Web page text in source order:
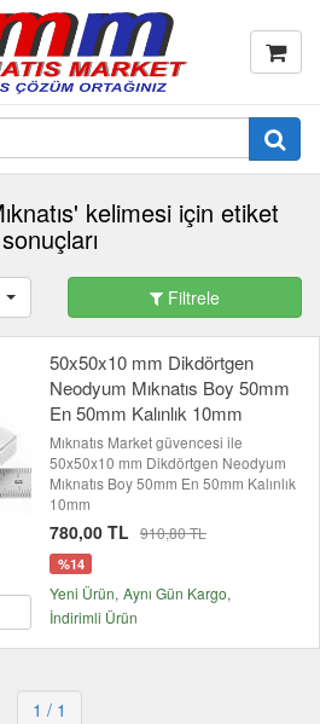
kelimesi için etiket
sonuçları
Filtrele
50x50x10 mm Dikdörtgen
Neodyum Mıknatıs Boy 50mm
En 50mm Kalınlık 10mm
Mıknatıs Market güvencesi ile
50x50x10 mm Dikdörtgen Neodyum
Mıknatıs Boy 50mm En 50mm Kalınlık
10mm
780,00 TL 910,80 TL
%14
Yeni Ürün Aynı Gün Kargo
İndirimli Ürün
1 / 1